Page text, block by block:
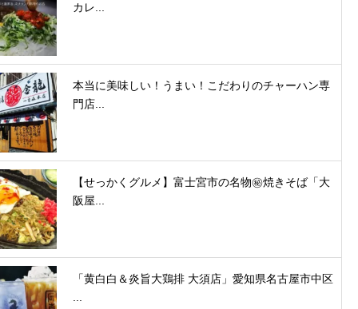
カレ...
本当に美味しい！うまい！こだわりのチャーハン専
門店...
【せっかくグルメ】富士宮市の名物㊙焼きそば「大
阪屋...
「黄白白＆炎旨大鶏排 大須店」愛知県名古屋市中区